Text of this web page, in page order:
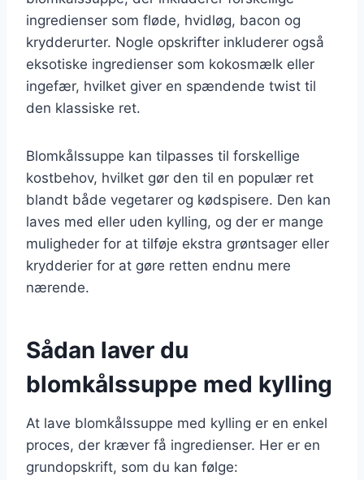
ingredienser som fløde, hvidløg, bacon og
krydderurter. Nogle opskrifter inkluderer også
eksotiske ingredienser som kokosmælk eller
ingefær, hvilket giver en spændende twist til
den klassiske ret.
Blomkålssuppe kan tilpasses til forskellige
kostbehov, hvilket gør den til en populær ret
blandt både vegetarer og kødspisere. Den kan
laves med eller uden kylling, og der er mange
muligheder for at tilføje ekstra grøntsager eller
krydderier for at gøre retten endnu mere
nærende.
Sådan laver du
blomkålssuppe med kylling
At lave blomkålssuppe med kylling er en enkel
proces, der kræver få ingredienser. Her er en
grundopskrift, som du kan følge: